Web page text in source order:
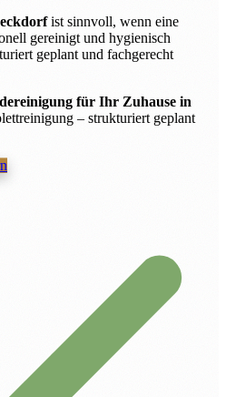
ist sinnvoll, wenn eine
gereinigt und hygienisch
geplant und fachgerecht
für Ihr Zuhause in
– strukturiert geplant